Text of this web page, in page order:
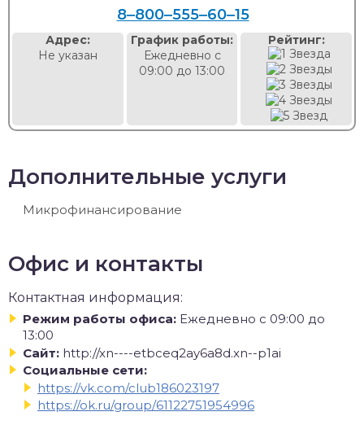
8‒800‒555‒60‒15
Адрес:
Не указан
График работы:
Ежедневно с
09:00 до 13:00
Рейтинг:
Дополнительные услуги
Микрофинансирование
Офис и контакты
Контактная информация:
Режим работы офиса: Ежедневно с 09:00 до
13:00
Сайт: http://xn----etbceq2ay6a8d.xn--p1ai
Социальные сети:
https://vk.com/club186023197
https://ok.ru/group/61122751954996